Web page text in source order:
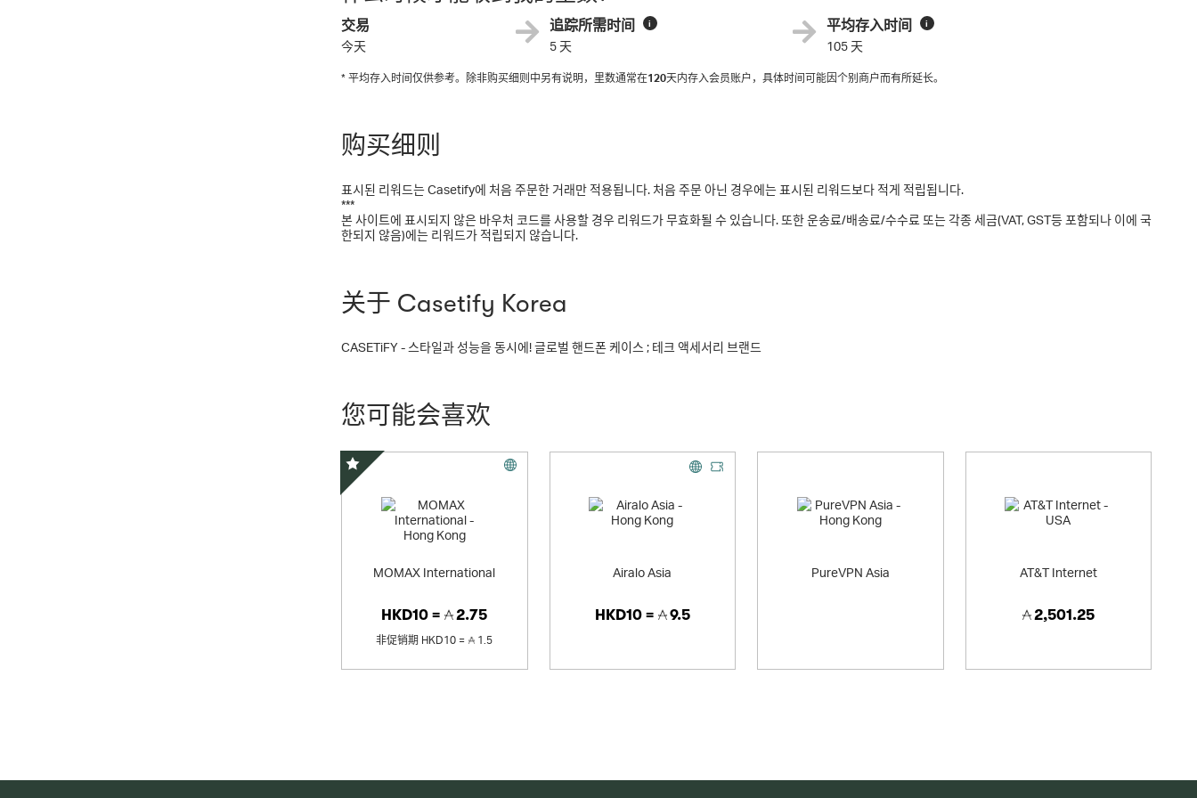
交易
今天
追踪所需时间 i
5 天
平均存入时间 i
105 天
* 平均存入时间仅供参考。除非购买细则中另有说明，里数通常在120天内存入会员账户，具体时间可能因个别商户而有所延长。
购买细则
표시된 리워드는 Casetify에 처음 주문한 거래만 적용됩니다. 처음 주문 아닌 경우에는 표시된 리워드보다 적게 적립됩니다.
***
본 사이트에 표시되지 않은 바우처 코드를 사용할 경우 리워드가 무효화될 수 있습니다. 또한 운송료/배송료/수수료 또는 각종 세금(VAT, GST등 포함되나 이에 국
한되지 않음)에는 리워드가 적립되지 않습니다.
关于 Casetify Korea
CASETiFY - 스타일과 성능을 동시에! 글로벌 핸드폰 케이스 ; 테크 액세서리 브랜드
您可能会喜欢
MOMAX International
HKD10 = 2.75
非促销期 HKD10 = 1.5
精选优惠
Airalo Asia
HKD10 = 9.5
PureVPN Asia AT&T Internet
2,501.25